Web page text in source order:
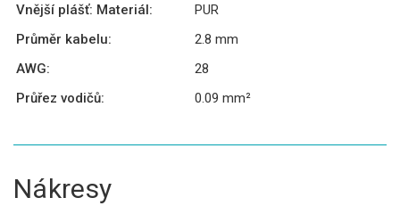
Vnější plášť: Materiál:
PUR
Průměr kabelu:
2.8 mm
AWG:
28
Průřez vodičů:
0.09 mm²
Nákresy